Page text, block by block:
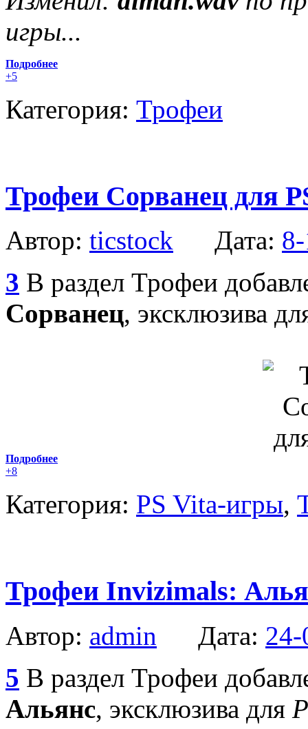
игры...
Подробнее
+5
Категория: Трофеи
Трофеи Сорванец для
Автор: ticstock Дата:
3 В раздел Трофеи
Сорванец, эксклюзива
Подробнее
+8
Категория: PS Vita-игры,
Трофеи Invizimals:
Автор: admin Дата:
5 В раздел Трофеи
Альянс, эксклюзива для